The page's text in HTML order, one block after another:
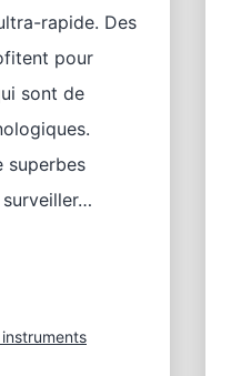
rapide. Des
pour
sont de
superbes